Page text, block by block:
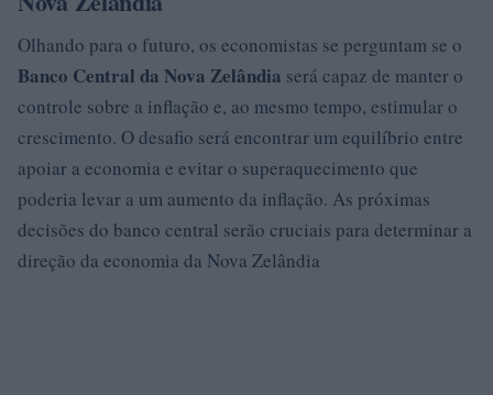
Olhando para o futuro, os economistas se perguntam se o
Banco Central da Nova Zelândia será capaz de manter o
controle sobre a inflação e, ao mesmo tempo, estimular o
crescimento. O desafio será encontrar um equilíbrio entre
apoiar a economia e evitar o superaquecimento que
poderia levar a um aumento da inflação. As próximas
decisões do banco central serão cruciais para determinar a
direção da economia da Nova Zelândia